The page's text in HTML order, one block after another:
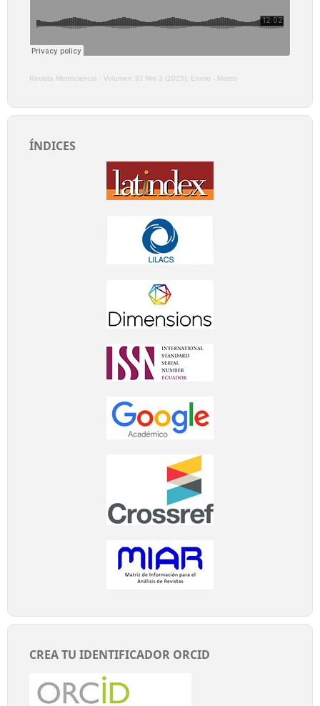
Revista Metrociencia · Volumen 33 Nro 3 (2025), Enero - Marzo
ÍNDICES
CREA TU IDENTIFICADOR ORCID